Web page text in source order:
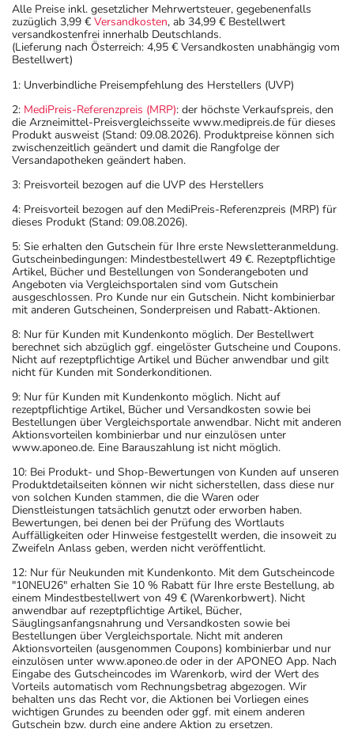
Alle Preise inkl. gesetzlicher Mehrwertsteuer, gegebenenfalls
zuzüglich 3,99 € Versandkosten, ab 34,99 € Bestellwert
versandkostenfrei innerhalb Deutschlands.
(Lieferung nach Österreich: 4,95 € Versandkosten unabhängig vom
Bestellwert)
1: Unverbindliche Preisempfehlung des Herstellers (UVP)
2: MediPreis-Referenzpreis (MRP): der höchste Verkaufspreis, den
die Arzneimittel-Preisvergleichsseite www.medipreis.de für dieses
Produkt ausweist (Stand: 09.08.2026). Produktpreise können sich
zwischenzeitlich geändert und damit die Rangfolge der
Versandapotheken geändert haben.
3: Preisvorteil bezogen auf die UVP des Herstellers
4: Preisvorteil bezogen auf den MediPreis-Referenzpreis (MRP) für
dieses Produkt (Stand: 09.08.2026).
5: Sie erhalten den Gutschein für Ihre erste Newsletteranmeldung.
Gutscheinbedingungen: Mindestbestellwert 49 €. Rezeptpflichtige
Artikel, Bücher und Bestellungen von Sonderangeboten und
Angeboten via Vergleichsportalen sind vom Gutschein
ausgeschlossen. Pro Kunde nur ein Gutschein. Nicht kombinierbar
mit anderen Gutscheinen, Sonderpreisen und Rabatt-Aktionen.
8: Nur für Kunden mit Kundenkonto möglich. Der Bestellwert
berechnet sich abzüglich ggf. eingelöster Gutscheine und Coupons.
Nicht auf rezeptpflichtige Artikel und Bücher anwendbar und gilt
nicht für Kunden mit Sonderkonditionen.
9: Nur für Kunden mit Kundenkonto möglich. Nicht auf
rezeptpflichtige Artikel, Bücher und Versandkosten sowie bei
Bestellungen über Vergleichsportale anwendbar. Nicht mit anderen
Aktionsvorteilen kombinierbar und nur einzulösen unter
www.aponeo.de. Eine Barauszahlung ist nicht möglich.
10: Bei Produkt- und Shop-Bewertungen von Kunden auf unseren
Produktdetailseiten können wir nicht sicherstellen, dass diese nur
von solchen Kunden stammen, die die Waren oder
Dienstleistungen tatsächlich genutzt oder erworben haben.
Bewertungen, bei denen bei der Prüfung des Wortlauts
Auffälligkeiten oder Hinweise festgestellt werden, die insoweit zu
Zweifeln Anlass geben, werden nicht veröffentlicht.
12: Nur für Neukunden mit Kundenkonto. Mit dem Gutscheincode
"10NEU26" erhalten Sie 10 % Rabatt für Ihre erste Bestellung, ab
einem Mindestbestellwert von 49 € (Warenkorbwert). Nicht
anwendbar auf rezeptpflichtige Artikel, Bücher,
Säuglingsanfangsnahrung und Versandkosten sowie bei
Bestellungen über Vergleichsportale. Nicht mit anderen
Aktionsvorteilen (ausgenommen Coupons) kombinierbar und nur
einzulösen unter www.aponeo.de oder in der APONEO App. Nach
Eingabe des Gutscheincodes im Warenkorb, wird der Wert des
Vorteils automatisch vom Rechnungsbetrag abgezogen. Wir
behalten uns das Recht vor, die Aktionen bei Vorliegen eines
wichtigen Grundes zu beenden oder ggf. mit einem anderen
Gutschein bzw. durch eine andere Aktion zu ersetzen.